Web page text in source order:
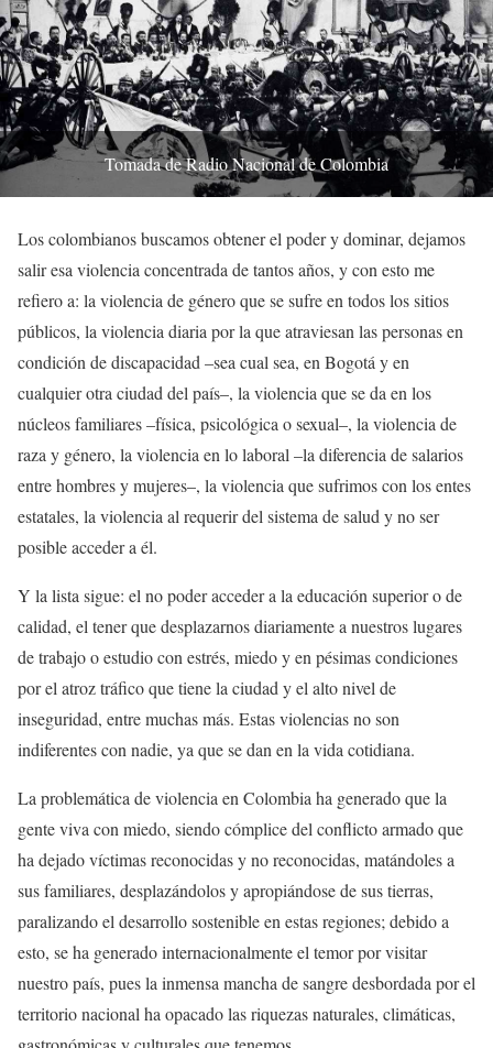
Tomada de Radio Nacional de Colombia
Los colombianos buscamos obtener el poder y dominar, dejamos
salir esa violencia concentrada de tantos años, y con esto me
refiero a: la violencia de género que se sufre en todos los sitios
públicos, la violencia diaria por la que atraviesan las personas en
condición de discapacidad –sea cual sea, en Bogotá y en
cualquier otra ciudad del país–, la violencia que se da en los
núcleos familiares –física, psicológica o sexual–, la violencia de
raza y género, la violencia en lo laboral –la diferencia de salarios
entre hombres y mujeres–, la violencia que sufrimos con los entes
estatales, la violencia al requerir del sistema de salud y no ser
posible acceder a él.
Y la lista sigue: el no poder acceder a la educación superior o de
calidad, el tener que desplazarnos diariamente a nuestros lugares
de trabajo o estudio con estrés, miedo y en pésimas condiciones
por el atroz tráfico que tiene la ciudad y el alto nivel de
inseguridad, entre muchas más. Estas violencias no son
indiferentes con nadie, ya que se dan en la vida cotidiana.
La problemática de violencia en Colombia ha generado que la
gente viva con miedo, siendo cómplice del conflicto armado que
ha dejado víctimas reconocidas y no reconocidas, matándoles a
sus familiares, desplazándolos y apropiándose de sus tierras,
paralizando el desarrollo sostenible en estas regiones; debido a
esto, se ha generado internacionalmente el temor por visitar
nuestro país, pues la inmensa mancha de sangre desbordada por el
territorio nacional ha opacado las riquezas naturales, climáticas,